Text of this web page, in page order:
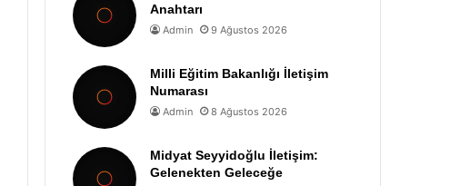
Anahtarı
Admin 9 Ağustos 2026
Milli Eğitim Bakanlığı İletişim
Numarası
Admin 8 Ağustos 2026
Midyat Seyyidoğlu İletişim:
Gelenekten Geleceğe